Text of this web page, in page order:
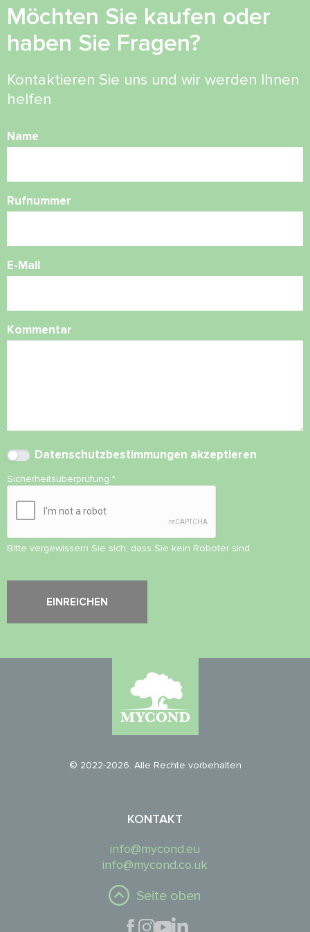
Möchten Sie kaufen oder
haben Sie Fragen?
Kontaktieren Sie uns und wir werden Ihnen
helfen
Name
Rufnummer
E-Mail
Kommentar
Datenschutzbestimmungen akzeptieren
Sicherheitsüberprüfung *
Bitte vergewissern Sie sich, dass Sie kein Roboter sind.
© 2022-2026. Alle Rechte vorbehalten
KONTAKT
info@mycond.eu
info@mycond.co.uk
Seite oben